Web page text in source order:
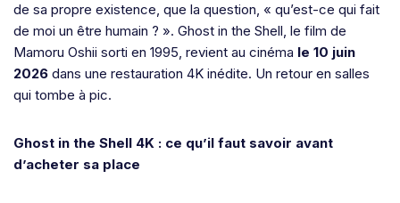
de sa propre existence, que la question, « qu’est-ce qui fait
de moi un être humain ? ». Ghost in the Shell, le film de
Mamoru Oshii sorti en 1995, revient au cinéma le 10 juin
2026 dans une restauration 4K inédite. Un retour en salles
qui tombe à pic.
Ghost in the Shell 4K : ce qu’il faut savoir avant
d’acheter sa place